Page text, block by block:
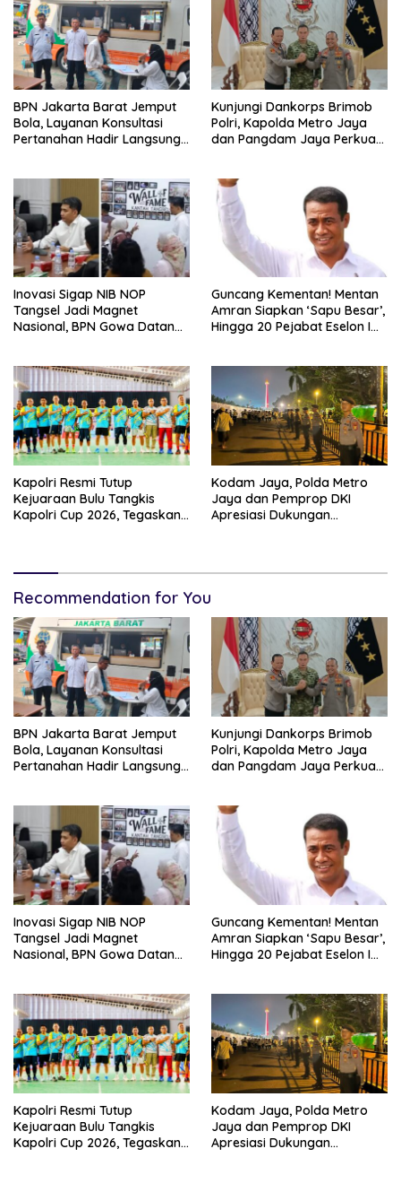
BPN Jakarta Barat Jemput
Bola, Layanan Konsultasi
Pertanahan Hadir Langsung
Kunjungi Dankorps Brimob
Polri, Kapolda Metro Jaya
dan Pangdam Jaya Perkuat
Inovasi Sigap NIB NOP
Tangsel Jadi Magnet
Nasional, BPN Gowa Datang
Guncang Kementan! Mentan
Amran Siapkan ‘Sapu Besar’,
Hingga 20 Pejabat Eselon I
Kapolri Resmi Tutup
Kejuaraan Bulu Tangkis
Kapolri Cup 2026, Tegaskan
Kodam Jaya, Polda Metro
Jaya dan Pemprop DKI
Apresiasi Dukungan
Recommendation for You
BPN Jakarta Barat Jemput
Bola, Layanan Konsultasi
Pertanahan Hadir Langsung
Kunjungi Dankorps Brimob
Polri, Kapolda Metro Jaya
dan Pangdam Jaya Perkuat
Inovasi Sigap NIB NOP
Tangsel Jadi Magnet
Nasional, BPN Gowa Datang
Guncang Kementan! Mentan
Amran Siapkan ‘Sapu Besar’,
Hingga 20 Pejabat Eselon I
Kapolri Resmi Tutup
Kejuaraan Bulu Tangkis
Kapolri Cup 2026, Tegaskan
Kodam Jaya, Polda Metro
Jaya dan Pemprop DKI
Apresiasi Dukungan